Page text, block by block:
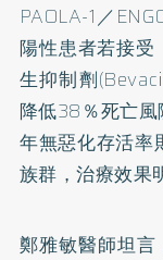
PAOLA-1／
陽性患者若接受
生抑制劑
降低38％死亡
年無惡化存活率
族群，治療效果
鄭雅敏醫師坦